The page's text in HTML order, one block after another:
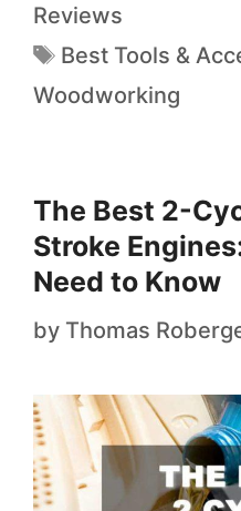
Reviews
Best Tools &
Woodworking
The Best 2-
Stroke
Need to Know
by Thomas